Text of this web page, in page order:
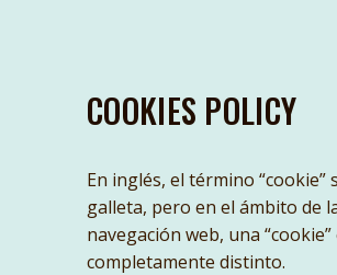
COOKIES POLICY
En inglés, el término “cookie”
galleta, pero en el ámbito de
navegación web, una
completamente distinto.